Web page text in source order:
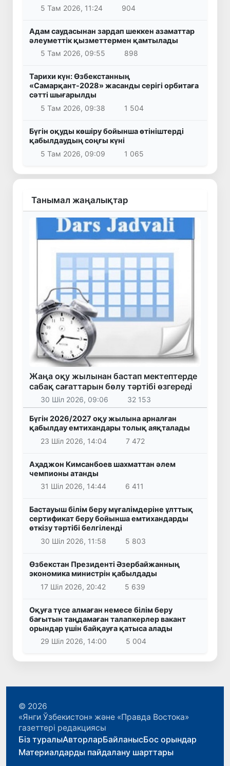
5 Там 2026, 11:24
904
Адам саудасынан зардап шеккен азаматтар
әлеуметтік қызметтермен қамтылады
5 Там 2026, 09:55
898
Тарихи күн: Өзбекстанның
«Самарқант-2028» жасанды серігі орбитаға
сәтті шығарылды
5 Там 2026, 09:38
1 504
Бүгін оқуды көшіру бойынша өтініштерді
қабылдаудың соңғы күні
5 Там 2026, 09:09
1 065
Танымал жаңалықтар
Жаңа оқу жылынан бастап мектептерде
сабақ сағаттарын бөлу тәртібі өзгереді
30 Шіл 2026, 09:06 32 153
Бүгін 2026/2027 оқу жылына арналған
қабылдау емтихандары толық аяқталады
23 Шіл 2026, 14:04
7 472
Аҳаджон Кимсанбоев шахматтан әлем
чемпионы атанды
31 Шіл 2026, 14:44
6 411
Бастауыш білім беру мұғалімдеріне ұлттық
сертификат беру бойынша емтихандарды
өткізу тәртібі белгіленді
30 Шіл 2026, 11:58
5 803
Өзбекстан Президенті Әзербайжанның
экономика министрін қабылдады
17 Шіл 2026, 20:42
5 639
Оқуға түсе алмаған немесе білім беру
бағытын таңдамаған талапкерлер вакант
орындар үшін байқауға қатыса алады
29 Шіл 2026, 14:00
5 004
© 2026
«Янги Ўзбекистон» және «Правда Востока»
газеттері редакциясы
Біз туралыАвторларБайланысБос орындар
Материалдарды пайдалану шарттары